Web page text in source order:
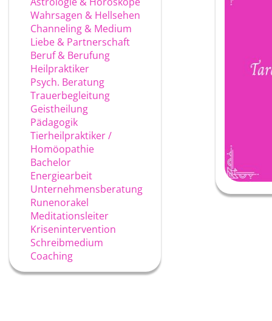
Wahrsagen & Hellsehen
Channeling & Medium
Liebe & Partnerschaft
Beruf & Berufung
Heilpraktiker
Psych. Beratung
Trauerbegleitung
Geistheilung
Pädagogik
Tierheilpraktiker /
Homöopathie
Bachelor
Energiearbeit
Unternehmensberatung
Runenorakel
Meditationsleiter
Krisenintervention
Schreibmedium
Coaching